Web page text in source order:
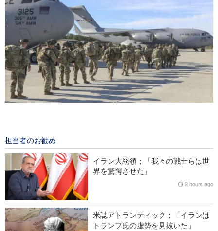
米CNNが暴露：「米軍司令本部は戦争からの撤退方法を模索」
IRIB国際放送局長；「ジャーナリストは現実と世論の合流点に
位置」
イラン外相が近隣諸国に呼びかけ；「今こそ、真の同胞愛と自
らに依拠する時期が到来」
担当者のお勧め
イラン大統領；「我々の戦士らは世
界を驚愕させた」
2 hours ago
米誌アトランティック；「イランは
トランプ氏の虚勢を見抜いた」